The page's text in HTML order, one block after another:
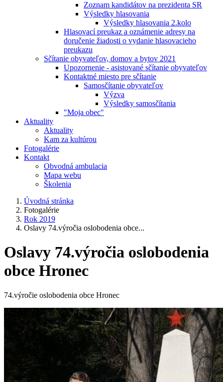
Zoznam kandidátov na prezidenta SR
Výsledky hlasovania
Výsledky hlasovania 2.kolo
Hlasovací preukaz a oznámenie adresy na
doručenie žiadosti o vydanie hlasovacieho
preukazu
Sčítanie obyvateľov, domov a bytov 2021
Upozornenie - asistované sčítanie obyvateľov
Kontaktné miesto pre sčítanie
Samosčítanie obyvateľov
Výzva
Výsledky samosčítania
"Moja obec"
Aktuality
Aktuality
Kam za kultúrou
Fotogalérie
Kontakt
Obvodná ambulacia
Mapa webu
Školenia
Úvodná stránka
Fotogalérie
Rok 2019
Oslavy 74.výročia oslobodenia obce...
Oslavy 74.výročia oslobodenia
obce Hronec
74.výročie oslobodenia obce Hronec